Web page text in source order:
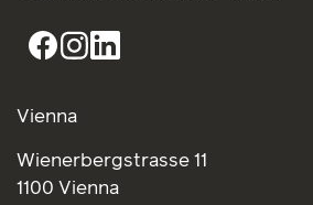
Vienna
Wienerbergstrasse 11
1100 Vienna